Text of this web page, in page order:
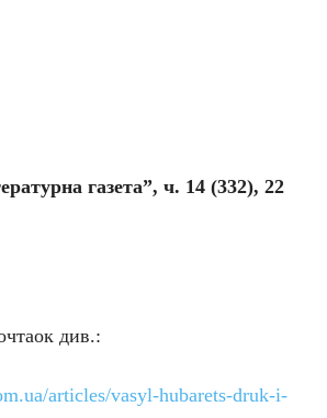
газета”, ч. 14 (332), 22
див.:
articles/vasyl-hubarets-druk-i-